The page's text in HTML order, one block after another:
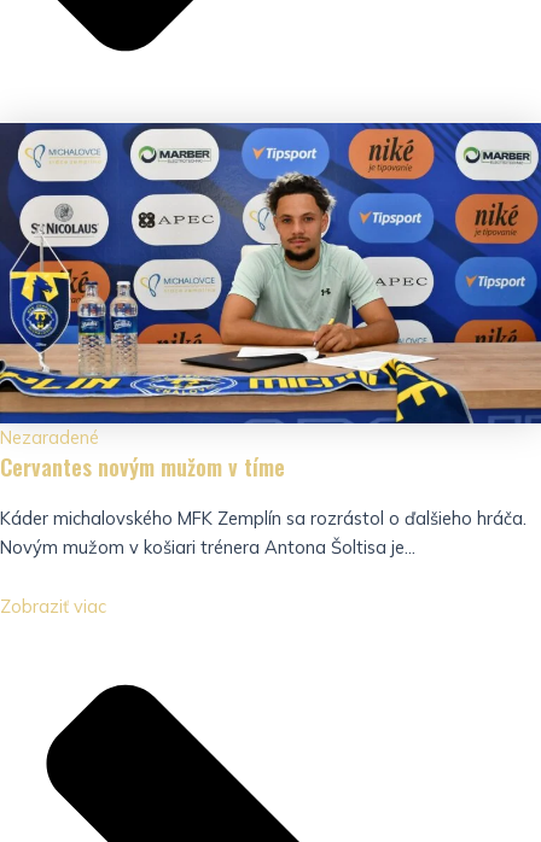
Nezaradené
Cervantes novým mužom v tíme
Káder michalovského MFK Zemplín sa rozrástol o ďalšieho hráča.
Novým mužom v košiari trénera Antona Šoltisa je...
Zobraziť viac